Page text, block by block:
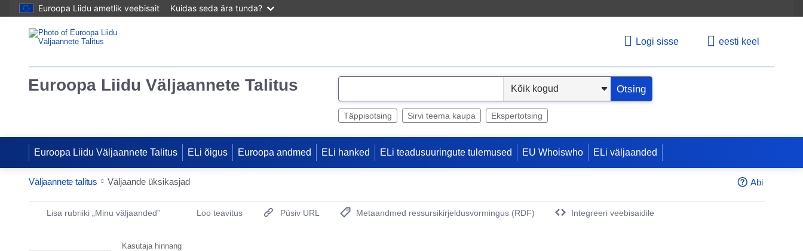
Euroopa Liidu ametlik veebisait Kuidas seda ära tunda?
Logi sisse eesti keel
Euroopa Liidu Väljaannete Talitus
e
Otsing
Täppisotsing Sirvi teema kaupa Ekspertotsing
Euroopa Liidu Väljaannete Talitus ELi õigus Euroopa andmed ELi hanked ELi teadusuuringute tulemused EU Whoiswho ELi väljaanded
Väljaannete talitus Väljaande üksikasjad Abi
Publication Detail Actions Portlet
Lisa rubriiki „Minu väljaanded” Loo teavitus Püsiv URL
Metaandmed ressursikirjeldusvormingus (RDF)
Integreeri veebisaidile
Kasutaja hinnang